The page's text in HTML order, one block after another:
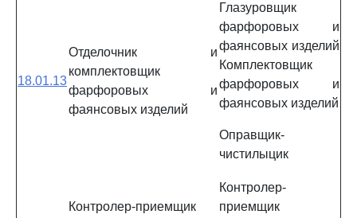
18.01.13
Отделочник и
комплектовщик
фарфоровых и
фаянсовых изделий
Глазуровщик
фарфоровых и
фаянсовых изделий
Комплектовщик
фарфоровых и
фаянсовых изделий
Оправщик-
чистилыцик
Контролер-приемщик
Контролер-
приемщик